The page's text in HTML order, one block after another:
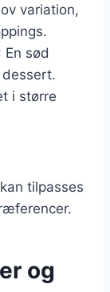
variation,
En sød
i større
tilpasses
og